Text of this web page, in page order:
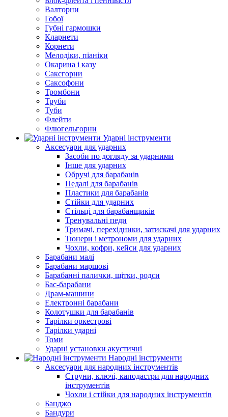
Валторни
Гобої
Губні гармошки
Кларнети
Корнети
Мелодіки, піаніки
Окарина і казу
Саксгорни
Саксофони
Тромбони
Труби
Туби
Флейти
Флюгельгорни
Ударні інструменти
Аксесуари для ударних
Засоби по догляду за ударними
Інше для ударних
Обручі для барабанів
Педалі для барабанів
Пластики для барабанів
Стійки для ударних
Стільці для барабанщиків
Тренувальні педи
Тримачі, перехідники, затискачі для ударних
Тюнери і метрономи для ударних
Чохли, кофри, кейси для ударних
Барабани малі
Барабани маршові
Барабанні палички, щітки, родси
Бас-барабани
Драм-машини
Електронні барабани
Колотушки для барабанів
Тарілки оркестрові
Тарілки ударні
Томи
Ударні установки акустичні
Народні інструменти
Аксесуари для народних інструментів
Струни, ключі, каподастри для народних
інструментів
Чохли і стійки для народних інструментів
Банджо
Бандури